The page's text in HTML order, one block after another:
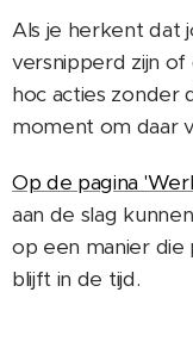
Als je herkent dat
versnipperd zijn
hoc acties zonder
moment om daar
Op de pagina
aan de slag
op een manier die
blijft in de tijd.